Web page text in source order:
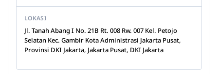
LOKASI
Jl. Tanah Abang I No. 21B Rt. 008 Rw. 007 Kel. Petojo
Selatan Kec. Gambir Kota Administrasi Jakarta Pusat,
Provinsi DKI Jakarta, Jakarta Pusat, DKI Jakarta